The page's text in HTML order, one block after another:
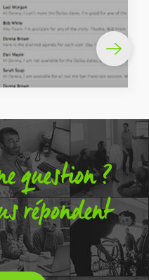
question ?
répondent